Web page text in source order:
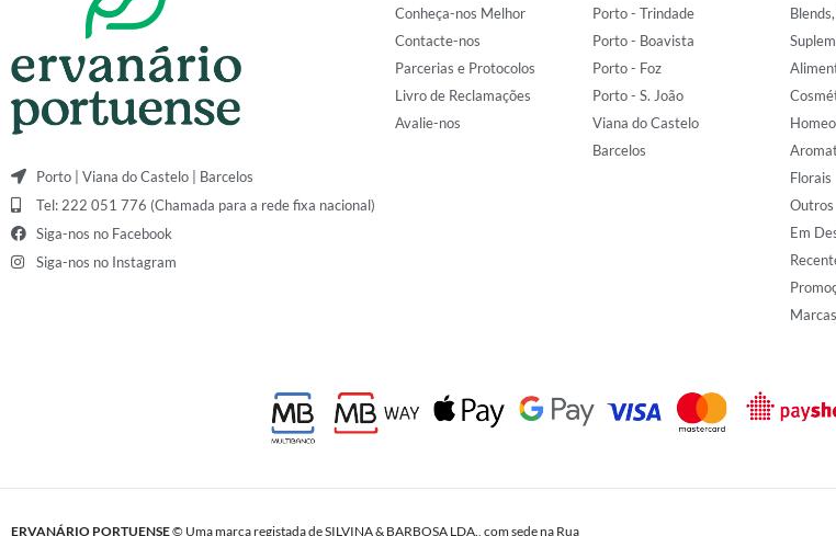
Porto | Viana do Castelo | Barcelos
Tel: 222 051 776 (Chamada para a rede fixa nacional)
Siga-nos no Facebook
Siga-nos no Instagram
Conheça-nos Melhor
Contacte-nos
Parcerias e Protocolos
Livro de Reclamações
Avalie-nos
Porto - Trindade
Porto - Boavista
Porto - Foz
Porto - S. João
Viana do Castelo
Barcelos
Florais
Outros
Em
Marcas
ERVANÁRIO PORTUENSE© Uma marca registada de SILVINA & BARBOSA LDA., com sede na Rua